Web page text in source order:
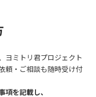
ヨミトリ君プロジェクト
頼・ご相談も随時受け付
項を記載し、